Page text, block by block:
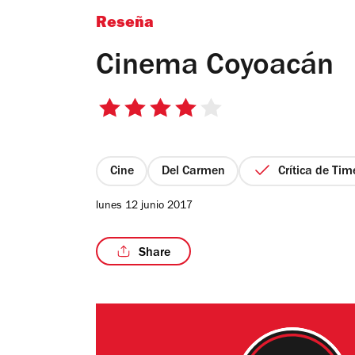
Reseña
Cinema Coyoacán
4
estrellas
Cine Del Carmen Crítica de
lunes 12 junio 2017
Share